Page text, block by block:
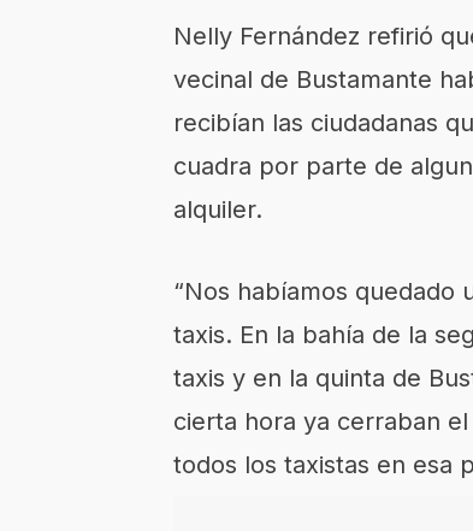
Nelly Fernández refirió
vecinal de Bustamante
recibían las ciudadanas
cuadra por parte de
alquiler.
“Nos habíamos quedado
taxis. En la bahía de la
taxis y en la quinta de
cierta hora ya cerraban
todos los taxistas en esa